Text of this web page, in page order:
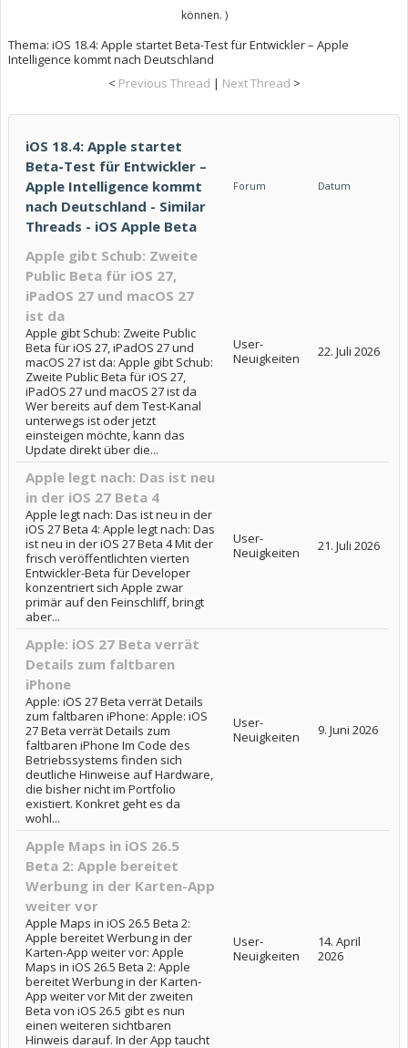
können. )
Thema: iOS 18.4: Apple startet Beta-Test für Entwickler – Apple
Intelligence kommt nach Deutschland
< Previous Thread | Next Thread >
iOS 18.4: Apple startet
Beta-Test für Entwickler –
Apple Intelligence kommt
nach Deutschland - Similar
Threads - iOS Apple Beta
Forum Datum
Apple gibt Schub: Zweite
Public Beta für iOS 27,
iPadOS 27 und macOS 27
ist da
Apple gibt Schub: Zweite Public
Beta für iOS 27, iPadOS 27 und
macOS 27 ist da: Apple gibt Schub:
Zweite Public Beta für iOS 27,
iPadOS 27 und macOS 27 ist da
Wer bereits auf dem Test-Kanal
unterwegs ist oder jetzt
einsteigen möchte, kann das
Update direkt über die...
User-
Neuigkeiten
22. Juli 2026
Apple legt nach: Das ist neu
in der iOS 27 Beta 4
Apple legt nach: Das ist neu in der
iOS 27 Beta 4: Apple legt nach: Das
ist neu in der iOS 27 Beta 4 Mit der
frisch veröffentlichten vierten
Entwickler-Beta für Developer
konzentriert sich Apple zwar
primär auf den Feinschliff, bringt
aber...
User-
Neuigkeiten
21. Juli 2026
Apple: iOS 27 Beta verrät
Details zum faltbaren
iPhone
Apple: iOS 27 Beta verrät Details
zum faltbaren iPhone: Apple: iOS
27 Beta verrät Details zum
faltbaren iPhone Im Code des
Betriebssystems finden sich
deutliche Hinweise auf Hardware,
die bisher nicht im Portfolio
existiert. Konkret geht es da
wohl...
User-
Neuigkeiten
9. Juni 2026
Apple Maps in iOS 26.5
Beta 2: Apple bereitet
Werbung in der Karten-App
weiter vor
Apple Maps in iOS 26.5 Beta 2:
Apple bereitet Werbung in der
Karten-App weiter vor: Apple
Maps in iOS 26.5 Beta 2: Apple
bereitet Werbung in der Karten-
App weiter vor Mit der zweiten
Beta von iOS 26.5 gibt es nun
einen weiteren sichtbaren
Hinweis darauf. In der App taucht
User-
Neuigkeiten
14. April
2026